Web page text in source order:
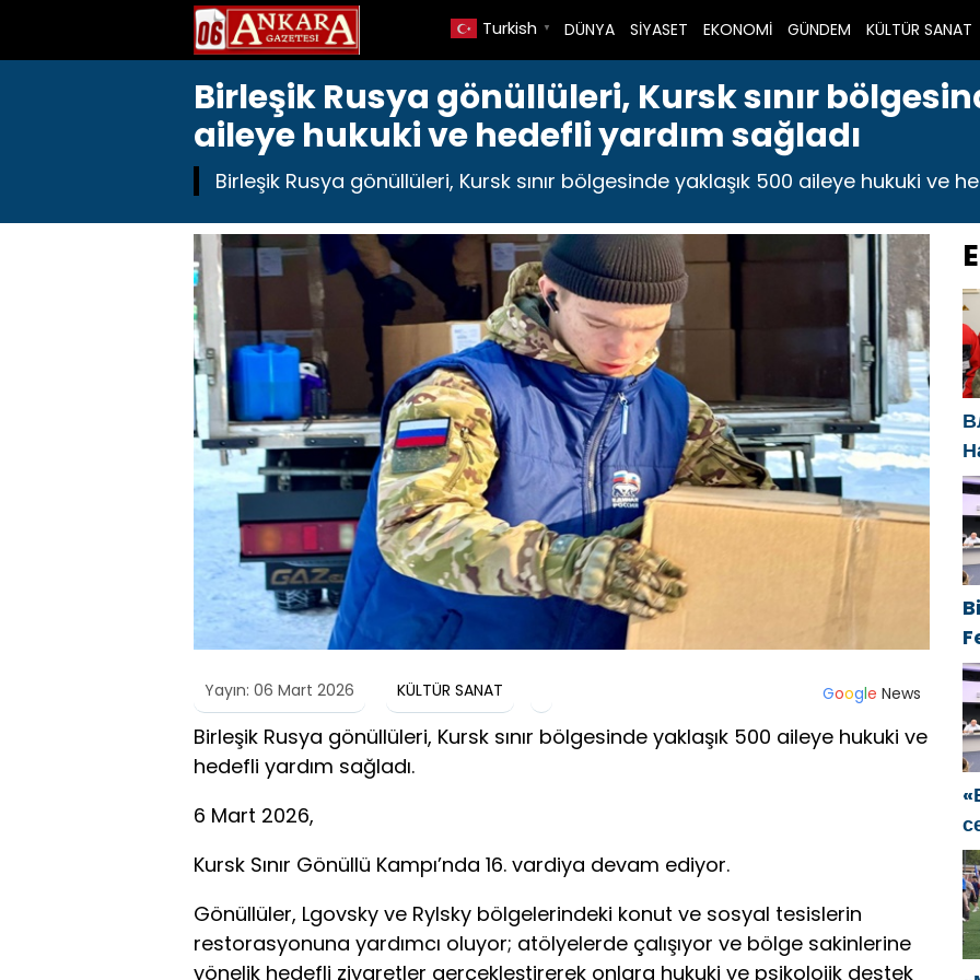
DÜNYA SİYASET EKONOMİ GÜNDEM KÜLTÜR SANAT
Turkish ▼
Birleşik Rusya gönüllüleri, Kursk sınır
aileye hukuki ve hedefli yardım sağladı
Birleşik Rusya gönüllüleri, Kursk sınır bölgesinde yaklaşık 500 aileye hukuki ve
Yayın: 06 Mart 2026 KÜLTÜR SANAT Google News
Birleşik Rusya gönüllüleri, Kursk sınır bölgesinde yaklaşık 500 aileye hukuki ve
hedefli yardım sağladı.
6 Mart 2026,
Kursk Sınır Gönüllü Kampı’nda 16. vardiya devam ediyor.
Gönüllüler, Lgovsky ve Rylsky bölgelerindeki konut ve sosyal tesislerin
restorasyonuna yardımcı oluyor; atölyelerde çalışıyor ve bölge sakinlerine
yönelik hedefli ziyaretler gerçekleştirerek onlara hukuki ve psikolojik destek